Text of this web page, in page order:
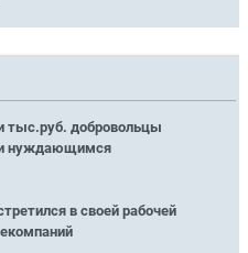
тыс.руб. добровольцы
и нуждающимся
в своей рабочей